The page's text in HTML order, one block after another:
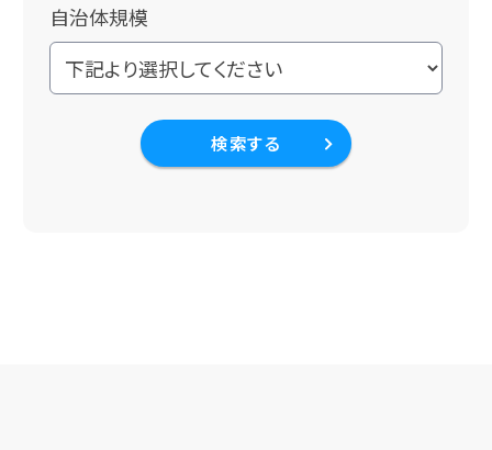
自治体規模
検索する